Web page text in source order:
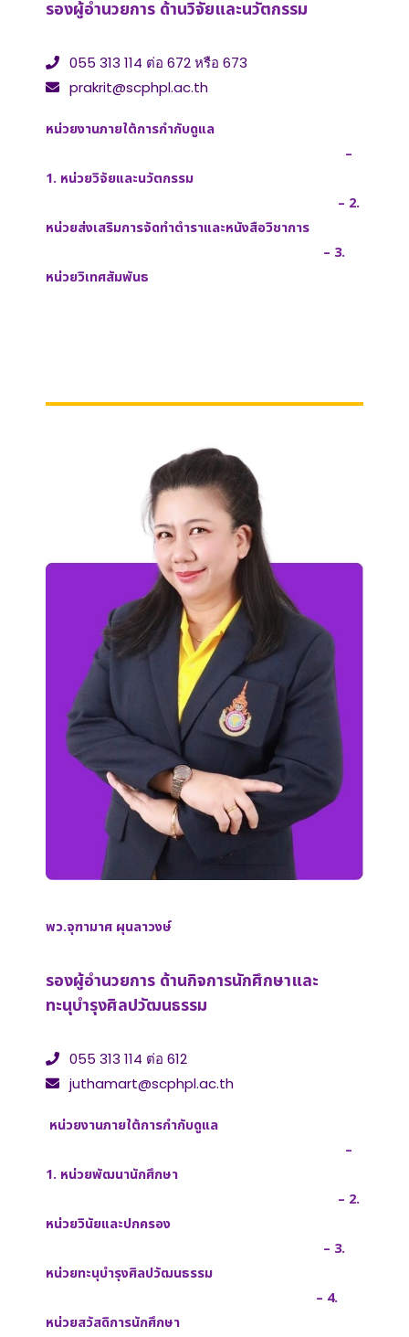
รองผู้อำนวยการ ด้านวิจัยและนวัตกรรม
055 313 114 ต่อ 672 หรือ 673
prakrit@scphpl.ac.th
หน่วยงานภายใต้การกำกับดูแล
–
1. หน่วยวิจัยและนวัตกรรม
– 2.
หน่วยส่งเสริมการจัดทําตําราและหนังสือวิชาการ
– 3.
หน่วยวิเทศสัมพันธ
พว.จุฑามาศ ผุนลาวงษ์
รองผู้อำนวยการ ด้านกิจการนักศึกษาและ
ทะนุบำรุงศิลปวัฒนธรรม
055 313 114 ต่อ 612
juthamart@scphpl.ac.th
หน่วยงานภายใต้การกำกับดูแล
–
1. หน่วยพัฒนานักศึกษา
– 2.
หน่วยวินัยและปกครอง
– 3.
หน่วยทะนุบํารุงศิลปวัฒนธรรม
– 4.
หน่วยสวัสดิการนักศึกษา